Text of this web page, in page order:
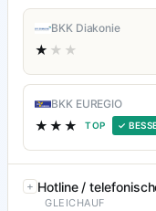
BKK Diakonie
★ ★★
BKK EUREGIO
★★★ TOP ✓
Hotline /
GLEICHAUF